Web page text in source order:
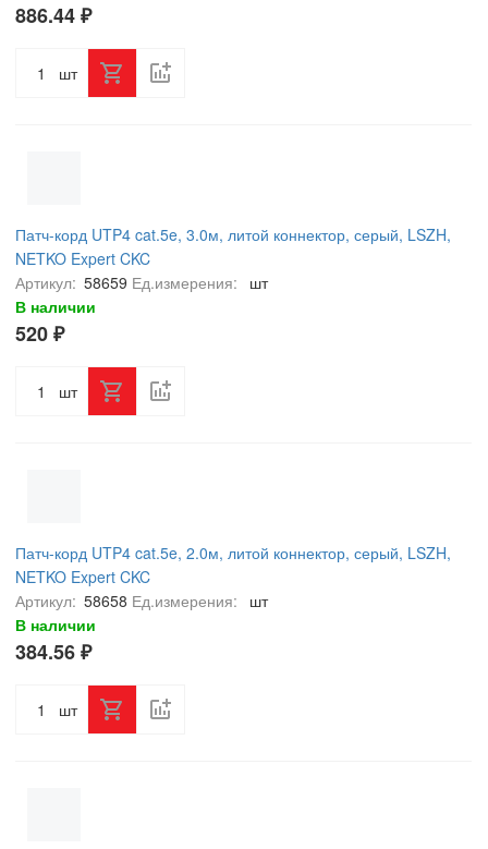
886.44 ₽
шт
Патч-корд UTP4 cat.5e, 3.0м, литой коннектор, серый, LSZH,
NETKO Expert CKC
Артикул: 58659 Ед.измерения:
шт
В наличии
520 ₽
шт
Патч-корд UTP4 cat.5e, 2.0м, литой коннектор, серый, LSZH,
NETKO Expert CKC
Артикул: 58658 Ед.измерения:
шт
В наличии
384.56 ₽
шт